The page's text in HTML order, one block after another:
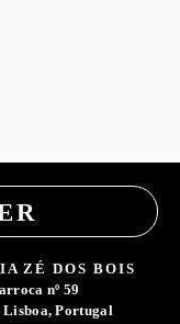
ZÉ DOS BOIS
nº 59
Lisboa, Portugal